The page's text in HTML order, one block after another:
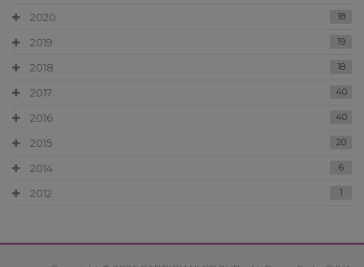
2020 18
2019 19
2018 18
2017 40
2016 40
2015 20
2014 6
2012 1